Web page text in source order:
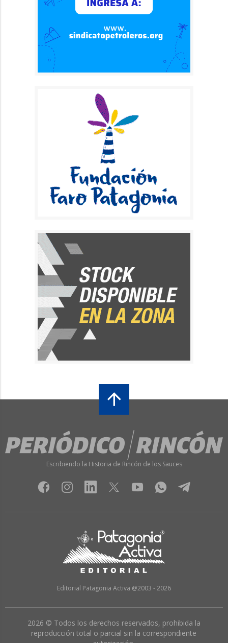
Escribiendo la Historia de Rincón de los Sauces
Editorial Patagonia Activa @2003 - 2026
2026 © Todos los derechos reservados, prohibida la
reproducción total o parcial sin la correspondiente